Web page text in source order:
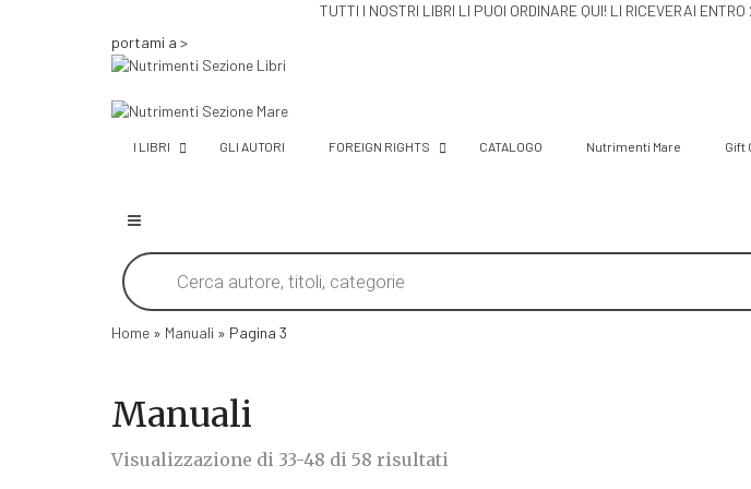
TUTTI I NOSTRI LIBRI LI PUOI ORDINARE QUI! LI
portami a >
I LIBRI GLI AUTORI FOREIGN RIGHTS CATALOGO Nutrimenti Mare Gift
Products
search
Home » Manuali » Pagina 3
Manuali
Visualizzazione di 33-48 di 58 risultati